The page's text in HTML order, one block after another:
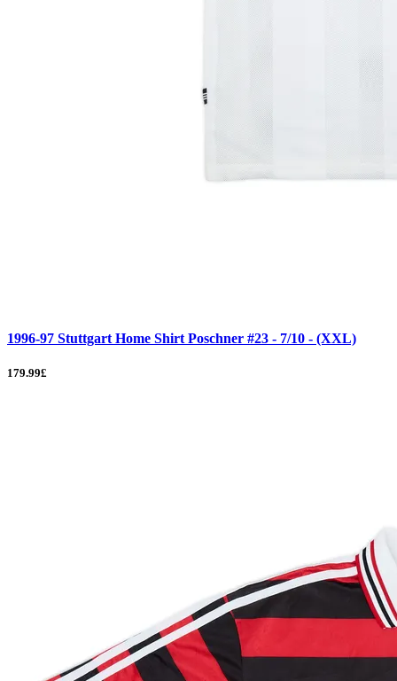
1996-97 Stuttgart Home Shirt Poschner #23 - 7/10 - (XXL)
179.99£